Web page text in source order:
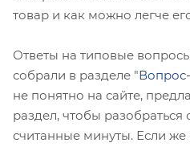
товар и как можно легче
Ответы на типовые
собрали в разделе "
не понятно на сайте,
раздел, чтобы
считанные минуты. Если же